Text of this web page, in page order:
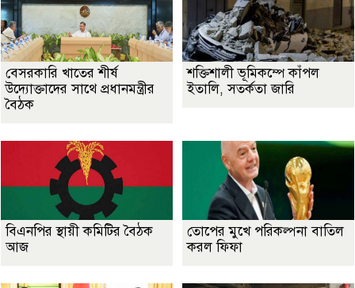
বেসরকারি খাতের শীর্ষ
উদ্যোক্তাদের সাথে প্রধানমন্ত্রীর
বৈঠক
শক্তিশালী ভূমিকম্পে কাঁপল
ইতালি, সতর্কতা জারি
বিএনপির স্থায়ী কমিটির বৈঠক
আজ
তোপের মুখে পরিকল্পনা বাতিল
করল ফিফা